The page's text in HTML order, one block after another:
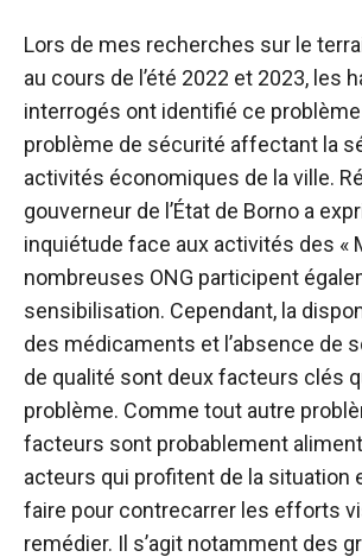
Lors de mes recherches sur le
au cours de l’été 2022 et 2023, les
interrogés ont identifié ce
problème de sécurité affectant la
activités économiques de la ville.
gouverneur de l’État de Borno a
inquiétude face aux activités des «
nombreuses ONG participent
sensibilisation. Cependant, la
des médicaments et l’absence de
de qualité sont deux facteurs clés
problème. Comme tout autre
facteurs sont probablement
acteurs qui profitent de la situation
faire pour contrecarrer les efforts
remédier. Il s’agit notamment des